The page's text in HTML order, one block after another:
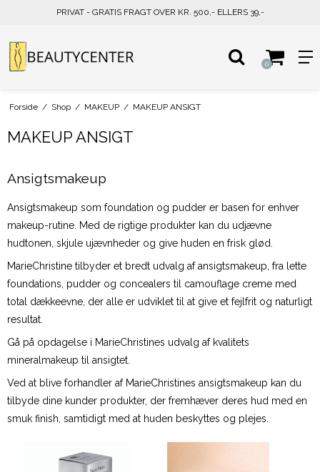
PRIVAT - GRATIS FRAGT OVER KR. 500,- ELLERS 39,-
0
Forside / Shop / MAKEUP / MAKEUP ANSIGT
MAKEUP ANSIGT
Ansigtsmakeup
Ansigtsmakeup som foundation og pudder er basen for enhver
makeup-rutine. Med de rigtige produkter kan du udjævne
hudtonen, skjule ujævnheder og give huden en frisk glød.
MarieChristine tilbyder et bredt udvalg af ansigtsmakeup, fra lette
foundations, pudder og concealers til camouflage creme med
total dækkeevne, der alle er udviklet til at give et fejlfrit og naturligt
resultat.
Gå på opdagelse i MarieChristines udvalg af kvalitets
mineralmakeup til ansigtet.
Ved at blive forhandler af MarieChristines ansigtsmakeup kan du
tilbyde dine kunder produkter, der fremhæver deres hud med en
smuk finish, samtidigt med at huden beskyttes og plejes.